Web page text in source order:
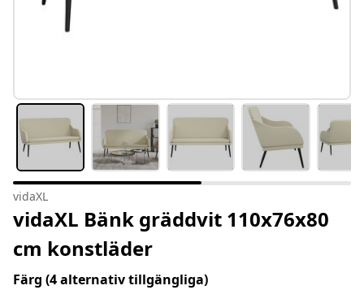
vidaXL
vidaXL Bänk gräddvit 110x76x80
cm konstläder
Färg (4 alternativ tillgängliga)